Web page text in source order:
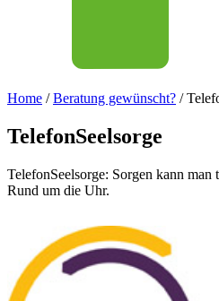
Home /Beratung gewünscht? /
TelefonSeelsorge
TelefonSeelsorge: Sorgen kann
Rund um die Uhr.